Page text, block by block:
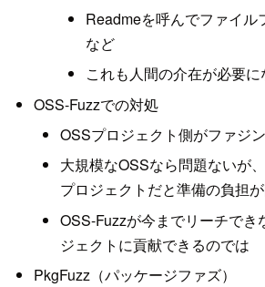
Readmeを呼んでファイル
など
これも人間の介在が必要に
OSS-Fuzzでの対処
OSSプロジェクト側がファジ
大規模なOSSなら問題ないが
プロジェクトだと準備の負担
OSS-Fuzzが今までリーチでき
ジェクトに貢献できるのでは
PkgFuzz（パッケージファズ）